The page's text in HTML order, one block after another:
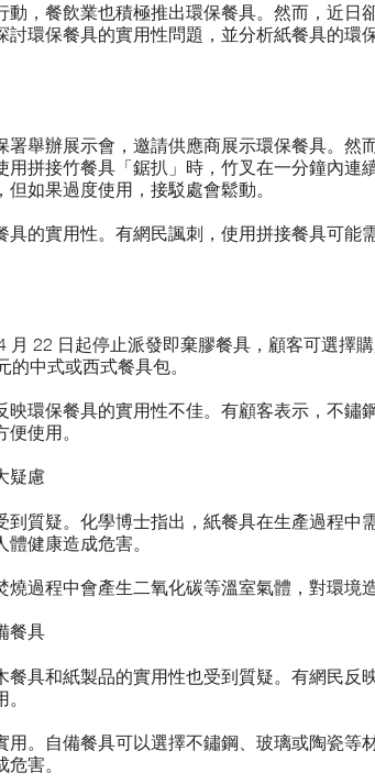
，餐飲業也積極推出環保餐具。然而，近日
環保餐具的實用性問題，並分析紙餐具的環
舉辦展示會，邀請供應商展示環保餐具。然
拼接竹餐具「鋸扒」時，竹叉在一分鐘內連
如果過度使用，接駁處會鬆動。
的實用性。有網民諷刺，使用拼接餐具可能
月 22 日起停止派發即棄膠餐具，顧客可選擇
中式或西式餐具包。
環保餐具的實用性不佳。有顧客表示，不鏽
使用。
疑慮
質疑。化學博士指出，紙餐具在生產過程中
健康造成危害。
過程中會產生二氧化碳等溫室氣體，對環境
餐具
具和紙製品的實用性也受到質疑。有網民反
。自備餐具可以選擇不鏽鋼、玻璃或陶瓷等
害。